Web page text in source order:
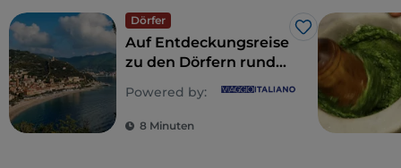
Dörfer
Like
Auf Entdeckungsreise
zu den Dörfern rund
um Finale Ligure, an
der Riviera di Ponente
Powered by:
8 Minuten